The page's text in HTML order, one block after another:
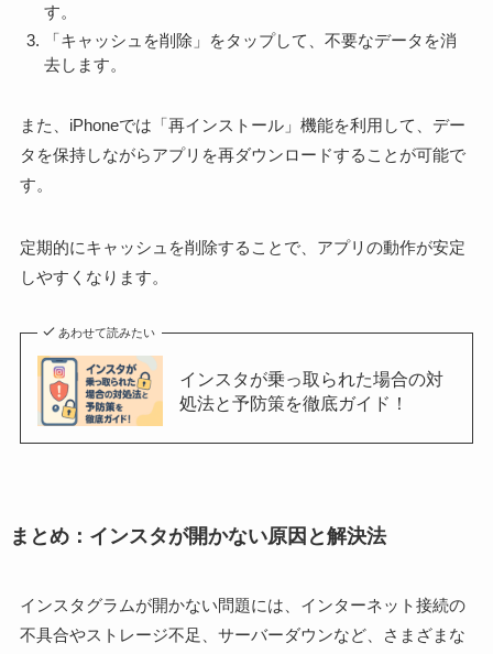
す。
「キャッシュを削除」をタップして、不要なデータを消
去します。
また、iPhoneでは「再インストール」機能を利用して、デー
タを保持しながらアプリを再ダウンロードすることが可能で
す。
定期的にキャッシュを削除することで、アプリの動作が安定
しやすくなります。
あわせて読みたい
インスタが乗っ取られた場合の対
処法と予防策を徹底ガイド！
まとめ：インスタが開かない原因と解決法
インスタグラムが開かない問題には、インターネット接続の
不具合やストレージ不足、サーバーダウンなど、さまざまな